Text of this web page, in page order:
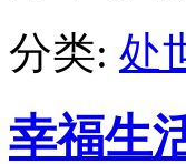
分类: 处
幸福生